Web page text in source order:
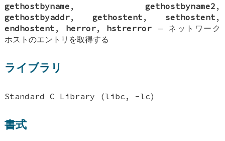
gethostbyname , gethostbyname2 ,
gethostbyaddr, gethostent , sethostent ,
endhostent , herror, hstrerror — ネットワーク
ホストのエントリを取得する
ライブラリ
Standard C Library (libc, -lc)
書式